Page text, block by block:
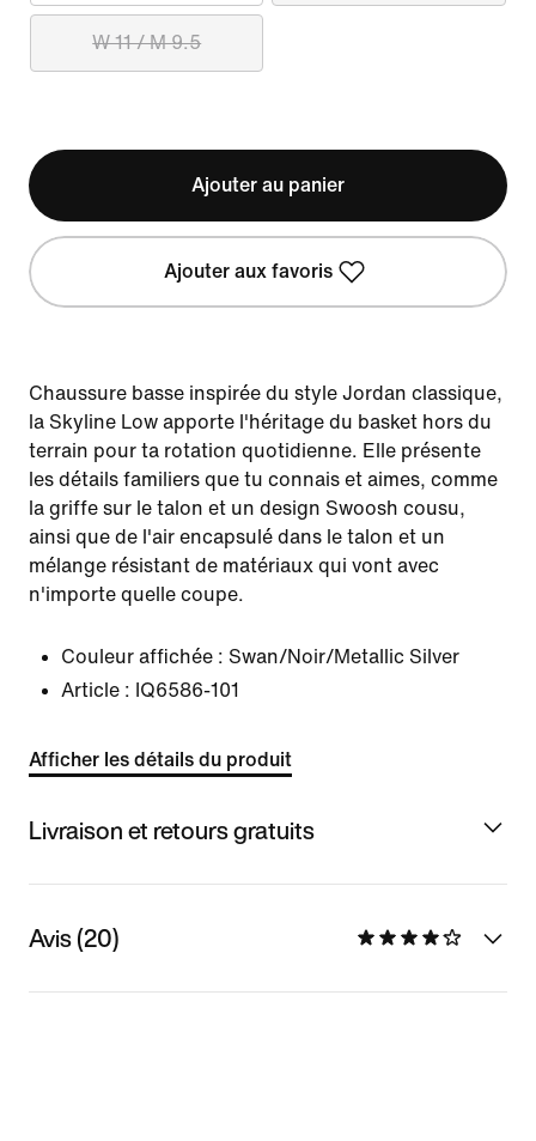
W 11 / M 9.5
Ajouter au panier
Ajouter aux favoris
Chaussure basse inspirée du style Jordan classique,
la Skyline Low apporte l'héritage du basket hors du
terrain pour ta rotation quotidienne. Elle présente
les détails familiers que tu connais et aimes, comme
la griffe sur le talon et un design Swoosh cousu,
ainsi que de l'air encapsulé dans le talon et un
mélange résistant de matériaux qui vont avec
n'importe quelle coupe.
Couleur affichée : Swan/Noir/Metallic Silver
Article : IQ6586-101
Afficher les détails du produit
Livraison et retours gratuits
Avis (20)